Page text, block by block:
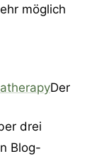
möglich
Der
drei
Blog-